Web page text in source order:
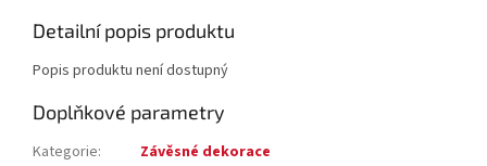
Detailní popis produktu
Popis produktu není dostupný
Doplňkové parametry
Kategorie:
Závěsné dekorace